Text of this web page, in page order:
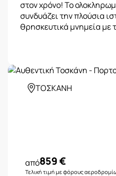
στον χρόνο! Το
συνδυάζει την πλούσια
θρησκευτικά μνημεία με
ΤΟΣΚΑΝΗ
από859€
Τελική τιμή με φόρους